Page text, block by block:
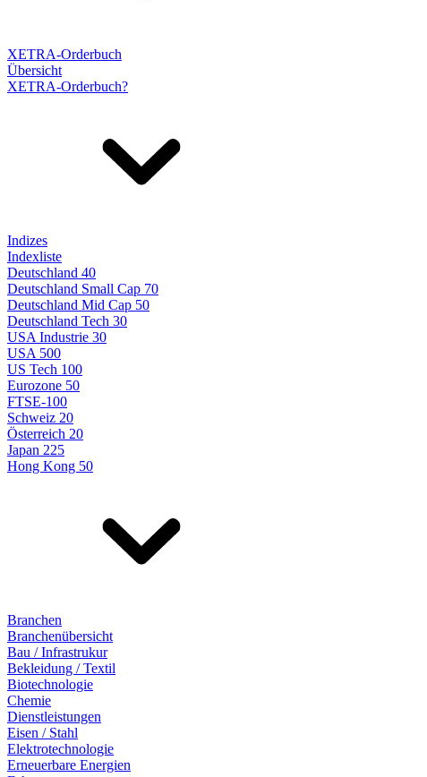
XETRA-Orderbuch
Übersicht
XETRA-Orderbuch?
Indizes
Indexliste
Deutschland 40
Deutschland Small Cap 70
Deutschland Mid Cap 50
Deutschland Tech 30
USA Industrie 30
USA 500
US Tech 100
Eurozone 50
FTSE-100
Schweiz 20
Österreich 20
Japan 225
Hong Kong 50
Branchen
Branchenübersicht
Bau / Infrastrukur
Bekleidung / Textil
Biotechnologie
Chemie
Dienstleistungen
Eisen / Stahl
Elektrotechnologie
Erneuerbare Energien